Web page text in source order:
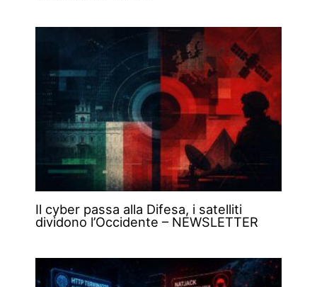
Il cyber passa alla Difesa, i satelliti
dividono l’Occidente – NEWSLETTER